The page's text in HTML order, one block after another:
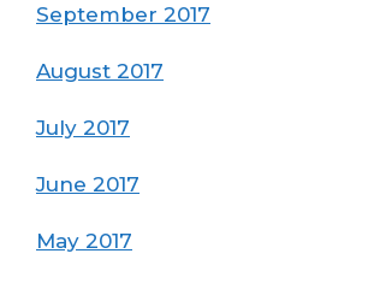
September 2017
August 2017
July 2017
June 2017
May 2017